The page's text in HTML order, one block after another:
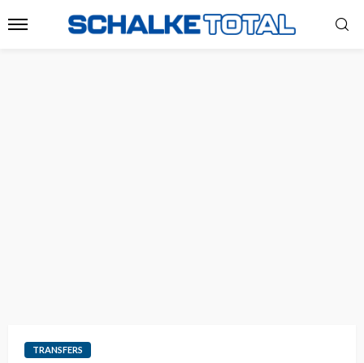
TRANSFERS